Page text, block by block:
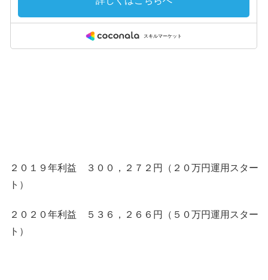
２０１９年利益 ３００，２７２円（２０万円運用スター
ト）
２０２０年利益 ５３６，２６６円（５０万円運用スター
ト）